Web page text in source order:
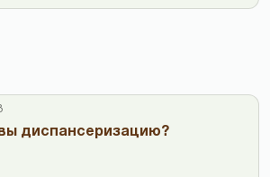
диспансеризацию?